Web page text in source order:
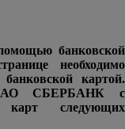
банковской
необходимо
картой.
ПАО СБЕРБАНК с
карт следующих